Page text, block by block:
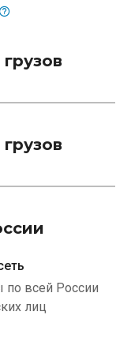
всей России
лиц